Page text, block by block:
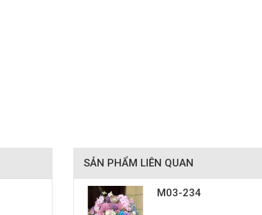
SẢN PHẨM LIÊN QUAN
M03-234